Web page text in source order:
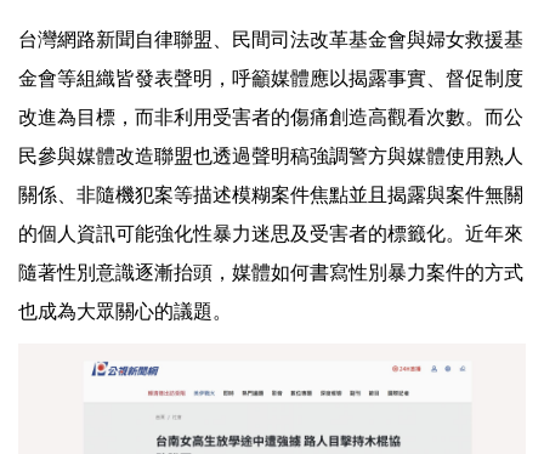
台灣網路新聞自律聯盟、民間司法改革基金會與婦女救援基
金會等組織皆發表聲明，呼籲媒體應以揭露事實、督促制度
改進為目標，而非利用受害者的傷痛創造高觀看次數。而公
民參與媒體改造聯盟也透過聲明稿強調警方與媒體使用熟人
關係、非隨機犯案等描述模糊案件焦點並且揭露與案件無關
的個人資訊可能強化性暴力迷思及受害者的標籤化。近年來
隨著性別意識逐漸抬頭，媒體如何書寫性別暴力案件的方式
也成為大眾關心的議題。